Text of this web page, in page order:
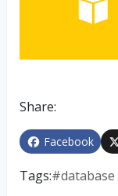
Share:
Facebook
Tags:#database